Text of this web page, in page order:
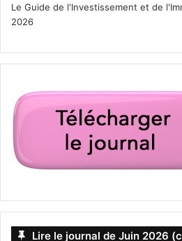
Une série de téléréalité japonaise
concurrents vivent ensemble à
Le 10 avril :
Brews
(saison 1)
Le Guide de l'Investissement et de
2026
Lire le journal de Juin 2026